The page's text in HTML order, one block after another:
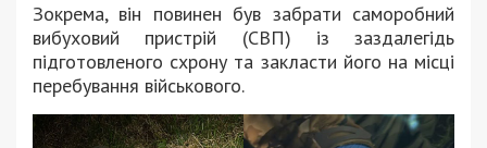
Зокрема, він повинен був забрати саморобний
вибуховий пристрій (СВП) із заздалегідь
підготовленого схрону та закласти його на місці
перебування військового.